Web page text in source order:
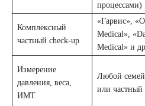
процессами)
Комплексный
частный check-up
«Гарвис»,
Medical»,
Medical» и
Измерение
давления, веса,
ИМТ
Любой
или частный